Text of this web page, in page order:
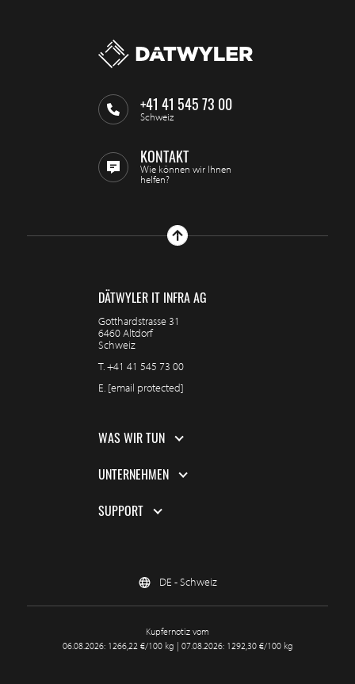
+41 41 545 73 00
Schweiz
KONTAKT
Wie können wir Ihnen
helfen?
DÄTWYLER IT INFRA AG
Gotthardstrasse 31
6460 Altdorf
Schweiz
T.+41 41 545 73 00
E. [email protected]
WAS WIR TUN
UNTERNEHMEN
SUPPORT
DE - Schweiz
Kupfernotiz vom
06.08.2026: 1266,22 €/100 kg | 07.08.2026: 1292,30 €/100 kg